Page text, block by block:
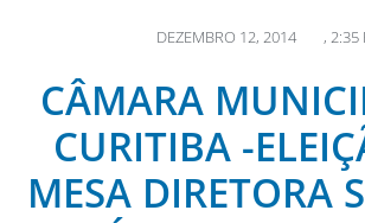
DEZEMBRO 12, 2014 , 2:35
CÂMARA
CURITIBA -
MESA DIRETORA